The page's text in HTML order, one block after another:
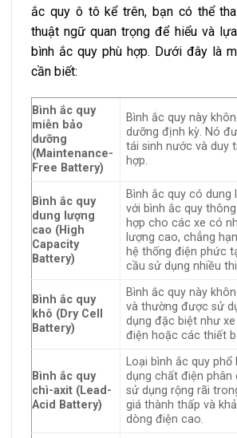
ắc quy ô tô kể trên, bạn có thể
thuật ngữ quan trọng để hiểu và
bình ắc quy phù hợp. Dưới đây là
cần biết:
Bình ắc quy
miễn bảo
dưỡng
(Maintenance-
Free Battery)
Bình ắc quy này
dưỡng định kỳ. Nó
tái sinh nước và duy
hợp.
Bình ắc quy
dung lượng
cao (High
Capacity
Battery)
Bình ắc quy có dung
với bình ắc quy
hợp cho các xe có
lượng cao, chẳng
hệ thống điện phức
cầu sử dụng nhiều
Bình ắc quy
khô (Dry Cell
Battery)
Bình ắc quy này
và thường được sử
dụng đặc biệt như
điện hoặc các thiết
Bình ắc quy
chì-axit (Lead-
Acid Battery)
Loại bình ắc quy phổ
dụng chất điện
sử dụng rộng rãi
giá thành thấp và
dòng điện cao.